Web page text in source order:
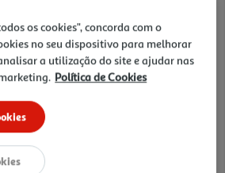
os cookies", concorda com o
no seu dispositivo para melhorar
a utilização do site e ajudar nas
Política de Cookies